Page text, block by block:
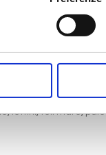
comfort: servizi
pranzo, cena a
concorsi,
i balli e le feste
lettini, teli mare,